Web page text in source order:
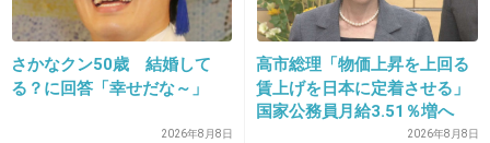
31. 匿名 2026/06/03(水) 14:53:28
嫌なら少ない客の後ろ並べばええのに
+39 -1
さかなクン50歳 結婚して
る？に回答「幸せだな～」
2026年8月8日
高市総理「物価上昇を上回る
賃上げを日本に定着させる」
国家公務員月給3.51％増へ
2026年8月8日